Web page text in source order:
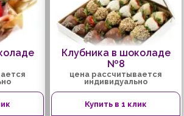
Клубника в шоколаде
№8
цена рассчитывается
индивидуально
Купить в 1 клик